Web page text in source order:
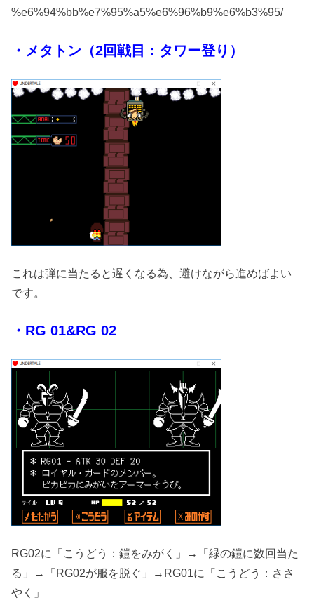
%e6%94%bb%e7%95%a5%e6%96%b9%e6%b3%95/
・メタトン（2回戦目：タワー登り）
これは弾に当たると遅くなる為、避けながら進めばよい
です。
・RG 01&RG 02
RG02に「こうどう：鎧をみがく」→「緑の鎧に数回当た
る」→「RG02が服を脱ぐ」→RG01に「こうどう：ささ
やく」